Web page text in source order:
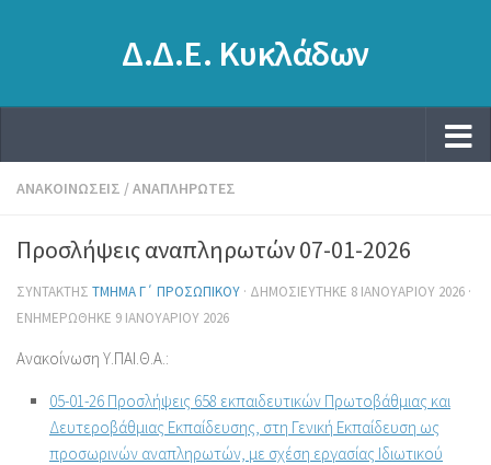
Δ.Δ.Ε. Κυκλάδων
ΑΝΑΚΟΙΝΏΣΕΙΣ /ΑΝΑΠΛΗΡΩΤΈΣ
Προσλήψεις αναπληρωτών 07-01-2026
ΣΥΝΤΆΚΤΗΣ ΤΜΉΜΑ Γ΄ ΠΡΟΣΩΠΙΚΟΎ · ΔΗΜΟΣΙΕΎΤΗΚΕ 8 ΙΑΝΟΥΑΡΊΟΥ 2026 ·
ΕΝΗΜΕΡΏΘΗΚΕ 9 ΙΑΝΟΥΑΡΊΟΥ 2026
Ανακοίνωση Υ.ΠΑΙ.Θ.Α.:
05-01-26 Προσλήψεις 658 εκπαιδευτικών Πρωτοβάθμιας και
Δευτεροβάθμιας Εκπαίδευσης, στη Γενική Εκπαίδευση ως
προσωρινών αναπληρωτών, με σχέση εργασίας Ιδιωτικού